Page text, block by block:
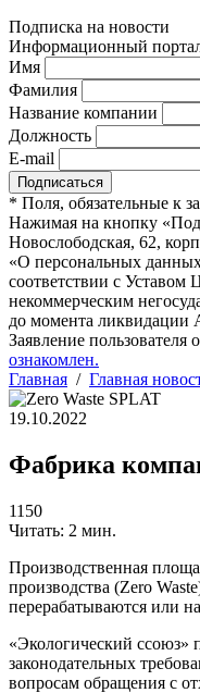
Подписка на новости
Информационный портал
Имя
Фамилия
Название компании
Должность
E-mail
* Поля, обязательные к
Нажимая на кнопку
Новослободская, 62,
«О персональных
соответствии с Уставом
некоммерческим
до момента ликвидации
Заявление
ознакомлен.
Главная / Главная
19.10.2022
Фабрика
1150
Читать: 2 мин.
Производственная
производства (Zero
перерабатываются или
«Экологический cсоюз»
законодательных
вопросам обращения с